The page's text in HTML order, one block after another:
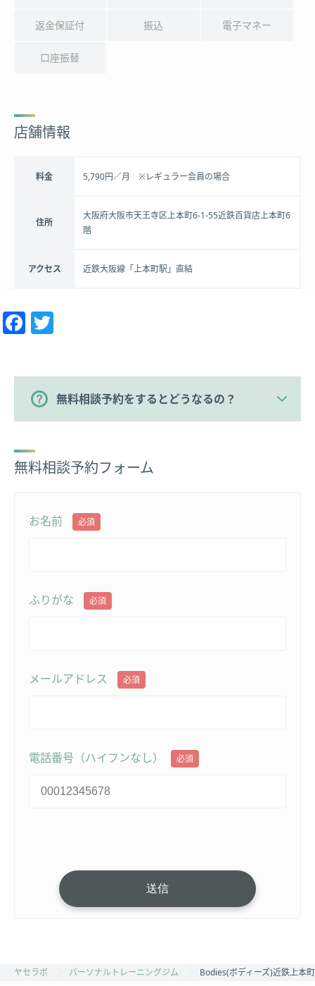
返金保証付 振込 電子マネー
口座振替
店舗情報
料金 5,790円／月 ※レギュラー会員の場合
住所
大阪府大阪市天王寺区上本町6-1-55近鉄百貨店上本町6
階
アクセス 近鉄大阪線「上本町駅」直結
Facebook
無料相談予約をするとどうなるの？
無料相談予約フォーム
お名前 必須
ふりがな 必須
メールアドレス 必須
電話番号（ハイフンなし） 必須
ヤセラボ パーソナルトレーニングジム Bodies(ボディーズ)近鉄上本